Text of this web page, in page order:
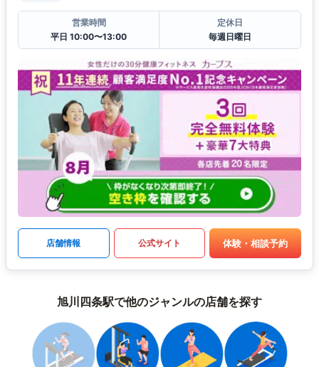
営業時間
平日 10:00〜13:00
定休日
毎週日曜日
店舗情報 公式サイト 体験・相談予約
旭川四条駅で他のジャンルの店舗を探す